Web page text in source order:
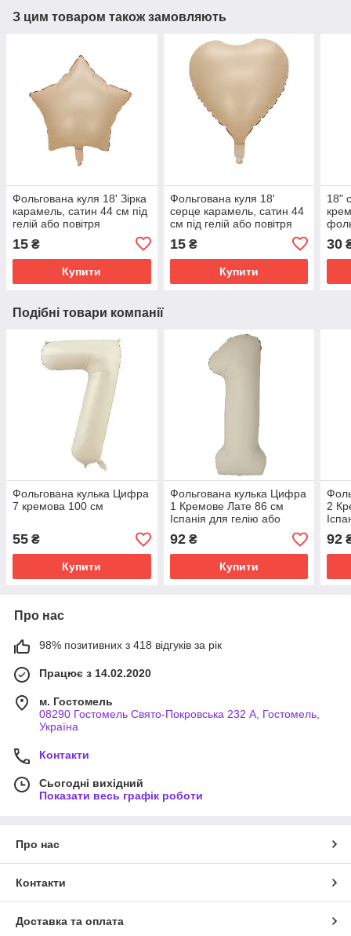
З цим товаром також замовляють
Фольгована куля 18' Зірка
карамель, сатин 44 см під
гелій або повітря
15 ₴
Купити
Фольгована куля 18'
серце карамель, сатин 44
см під гелій або повітря
15₴
Купити
18"
30
Подібні товари компанії
Фольгована кулька Цифра
7 кремова 100 см
55 ₴
Купити
Фольгована кулька Цифра
1 Кремове Лате 86 см
Іспанія для гелію або
повітря Slim Matte Creamy
Latte 34"
92₴
Купити
2
92
Про нас
98% позитивних з 418 відгуків за рік
Працює з 14.02.2020
м. Гостомель
08290 Гостомель Свято-Покровська 232 А, Гостомель,
Україна
Контакти
Сьогодні вихідний
Показати весь графік роботи
Про нас
Контакти
Доставка та оплата